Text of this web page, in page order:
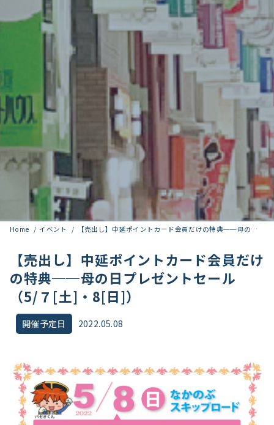
Home イベント 【売出し】中延ポイントカード会員だけの特典──母の日プレゼントセール（5/７[土]・8[日]）
【売出し】中延ポイントカード会員だけ
の特典──母の日プレゼントセール
（5/７[土]・8[日]）
開催予定日 2022.05.08